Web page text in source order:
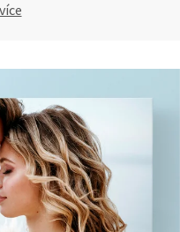
Luxusní
využila na
vůbec nelituji
klasické
doporučuji